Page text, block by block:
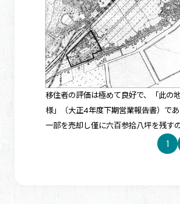
移住者の評価は極めて良好で、「此の
様」（大正4年度下期営業報告書）で
一部を売却し僅に六百参拾八坪を残す
1